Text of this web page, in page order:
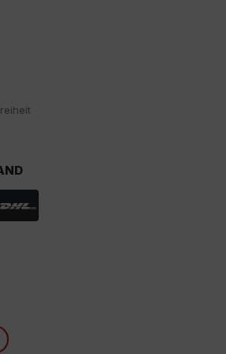
Verknüpfung mit anderen
Google-Diensten verbundene
stimmen Sie gemäß Art. 49 Abs. 1
dass Ihre Daten in den USA durch
werden. Die USA werden vom
eingestuft.
das Risiko, dass Ihre Daten
Kontroll- und
akzeptieren" klicken, findet die
Übertragung nicht statt.